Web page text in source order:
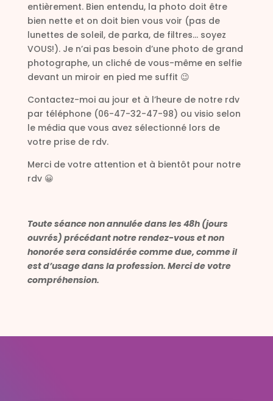
entièrement. Bien entendu, la photo doit être
bien nette et on doit bien vous voir (pas de
lunettes de soleil, de parka, de filtres… soyez
VOUS!). Je n’ai pas besoin d’une photo de grand
photographe, un cliché de vous-même en selfie
devant un miroir en pied me suffit 😉
Contactez-moi au jour et à l’heure de notre rdv
par téléphone (06-47-32-47-98) ou visio selon
le média que vous avez sélectionné lors de
votre prise de rdv.
Merci de votre attention et à bientôt pour notre
rdv 😀
Toute séance non annulée dans les 48h (jours
ouvrés) précédant notre rendez-vous et non
honorée sera considérée comme due, comme il
est d’usage dans la profession. Merci de votre
compréhension.